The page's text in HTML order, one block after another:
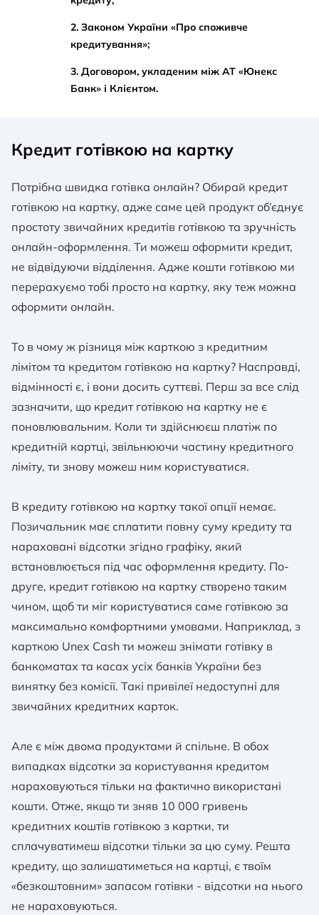
2. Законом України «Про споживче
кредитування»;
3. Договором, укладеним між АТ «Юнекс
Банк» і Клієнтом.
Кредит готівкою на картку
Потрібна швидка готівка онлайн? Обирай кредит
готівкою на картку, адже саме цей продукт об’єднує
простоту звичайних кредитів готівкою та зручність
онлайн-оформлення. Ти можеш оформити кредит,
не відвідуючи відділення. Адже кошти готівкою ми
перерахуємо тобі просто на картку, яку теж можна
оформити онлайн.
То в чому ж різниця між карткою з кредитним
лімітом та кредитом готівкою на картку? Насправді,
відмінності є, і вони досить суттєві. Перш за все слід
зазначити, що кредит готівкою на картку не є
поновлювальним. Коли ти здійснюєш платіж по
кредитній картці, звільнюючи частину кредитного
ліміту, ти знову можеш ним користуватися.
В кредиту готівкою на картку такої опції немає.
Позичальник має сплатити повну суму кредиту та
нараховані відсотки згідно графіку, який
встановлюється під час оформлення кредиту. По-
друге, кредит готівкою на картку створено таким
чином, щоб ти міг користуватися саме готівкою за
максимально комфортними умовами. Наприклад, з
карткою Unex Cash ти можеш знімати готівку в
банкоматах та касах усіх банків України без
винятку без комісії. Такі привілеї недоступні для
звичайних кредитних карток.
Але є між двома продуктами й спільне. В обох
випадках відсотки за користування кредитом
нараховуються тільки на фактично використані
кошти. Отже, якщо ти зняв 10 000 гривень
кредитних коштів готівкою з картки, ти
сплачуватимеш відсотки тільки за цю суму. Решта
кредиту, що залишатиметься на картці, є твоїм
«безкоштовним» запасом готівки - відсотки на нього
не нараховуються.